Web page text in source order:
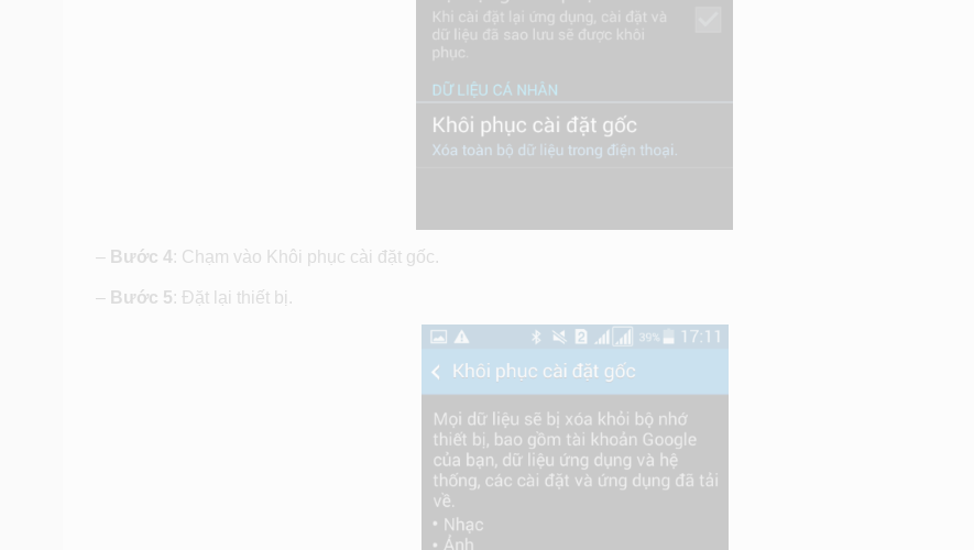
– Bước 4: Chạm vào Khôi phục cài đặt gốc.
– Bước 5: Đặt lại thiết bị.